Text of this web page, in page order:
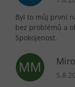
Byl to můj první
bez problémů a
Spokojenost.
MM